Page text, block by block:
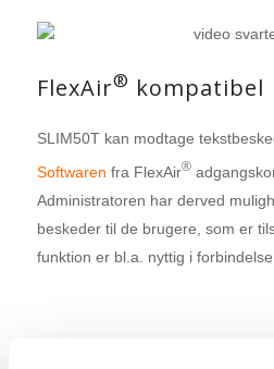
FlexAir® kompatibel
SLIM50T kan modtage
Softwaren fra FlexAir®
Administratoren har derved
beskeder til de brugere, som er
funktion er bl.a. nyttig i